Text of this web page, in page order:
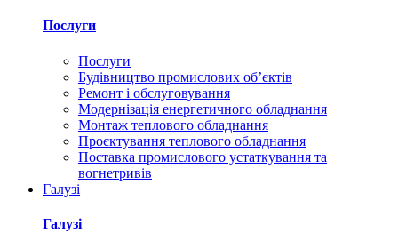
Послуги
Послуги
Будівництво промислових обʼєктів
Ремонт і обслуговування
Модернізація енергетичного обладнання
Монтаж теплового обладнання
Проєктування теплового обладнання
Поставка промислового устаткування та
вогнетривів
Галузі
Галузі